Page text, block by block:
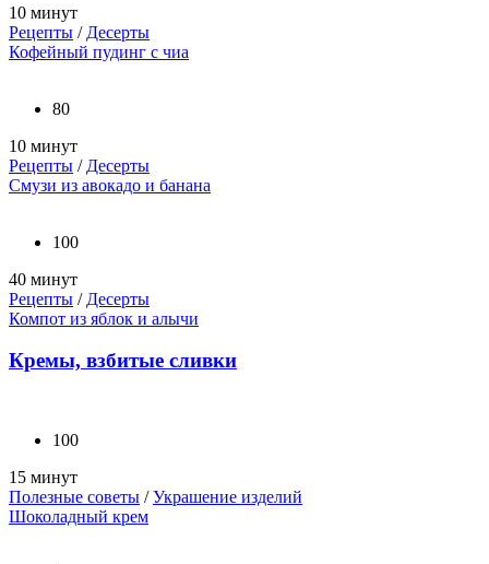
10 минут
Рецепты / Десерты
Кофейный пудинг с чиа
80
10 минут
Рецепты / Десерты
Смузи из авокадо и банана
100
40 минут
Рецепты / Десерты
Компот из яблок и алычи
Кремы, взбитые сливки
100
15 минут
Полезные советы /Украшение изделий
Шоколадный крем